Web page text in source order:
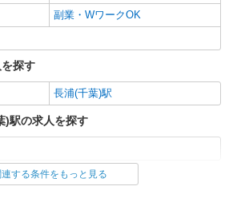
ク 木更津
副業・WワークOK
探す
長浦(千葉)駅
)駅の求人を探す
千葉)駅の求人を探す
連する条件をもっと見る